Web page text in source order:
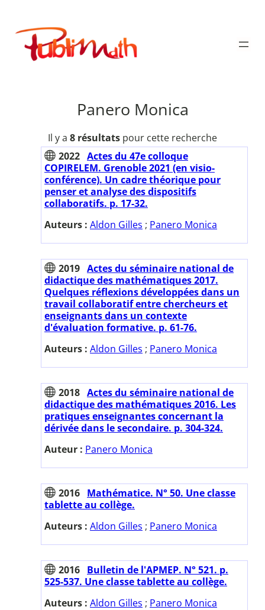
contenu
Publimath
Panero Monica
Il y a 8 résultats pour cette recherche
2022 Actes du 47e colloque
COPIRELEM. Grenoble 2021 (en visio-
conférence). Un cadre théorique pour
penser et analyse des dispositifs
collaboratifs. p. 17-32.
Auteurs : Aldon Gilles ; Panero Monica
2019 Actes du séminaire national de
didactique des mathématiques 2017.
Quelques réflexions développées dans un
travail collaboratif entre chercheurs et
enseignants dans un contexte
d'évaluation formative. p. 61-76.
Auteurs : Aldon Gilles ; Panero Monica
2018 Actes du séminaire national de
didactique des mathématiques 2016. Les
pratiques enseignantes concernant la
dérivée dans le secondaire. p. 304-324.
Auteur : Panero Monica
2016 Mathématice. N° 50. Une classe
tablette au collège.
Auteurs : Aldon Gilles ; Panero Monica
2016 Bulletin de l'APMEP. N° 521. p.
525-537. Une classe tablette au collège.
Auteurs : Aldon Gilles ; Panero Monica